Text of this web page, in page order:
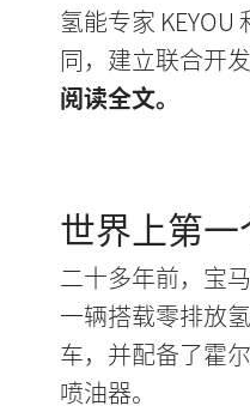
氢能专家 KEYOU
同，建立联合开
阅读全文。
世界上第
二十多年前，宝
一辆搭载零排放
车，并配备了霍
喷油器。